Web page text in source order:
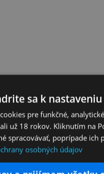
sa k
pre funkčné,
už 18 rokov. Kliknutím na
spracovávať, poprípade ich
osobných údajov